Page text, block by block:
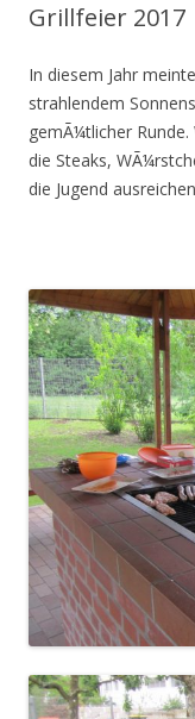
Grillfeier 2017
In diesem Jahr
strahlendem
gemÃ¼tlicher
die Steaks,
die Jugend